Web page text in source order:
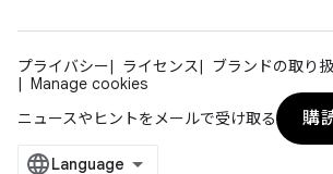
プライバシー ライセンス
ブランドの取り
Manage cookies
ニュースやヒントをメールで受け取る
購